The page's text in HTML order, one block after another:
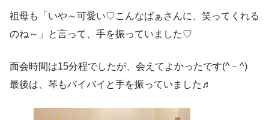
祖母も「いや～可愛い♡こんなばぁさんに、笑ってくれる
のね～」と言って、手を振っていました♡
面会時間は15分程でしたが、会えてよかったです(^－^)
最後は、琴もバイバイと手を振っていました♬